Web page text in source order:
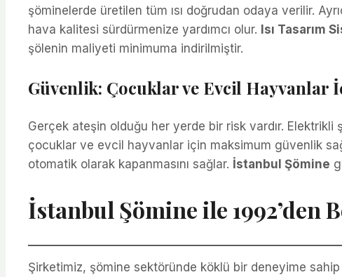
şöminelerde üretilen tüm ısı doğrudan odaya verilir.
hava kalitesi sürdürmenize yardımcı olur. Isı Tasarım
şölenin maliyeti minimuma indirilmiştir.
Güvenlik: Çocuklar ve Evcil Hayvanlar
Gerçek ateşin olduğu her yerde bir risk vardır.
çocuklar ve evcil hayvanlar için maksimum güvenlik
otomatik olarak kapanmasını sağlar. İstanbul Şömine
İstanbul Şömine ile 1992’den
Şirketimiz, şömine sektöründe köklü bir deneyime